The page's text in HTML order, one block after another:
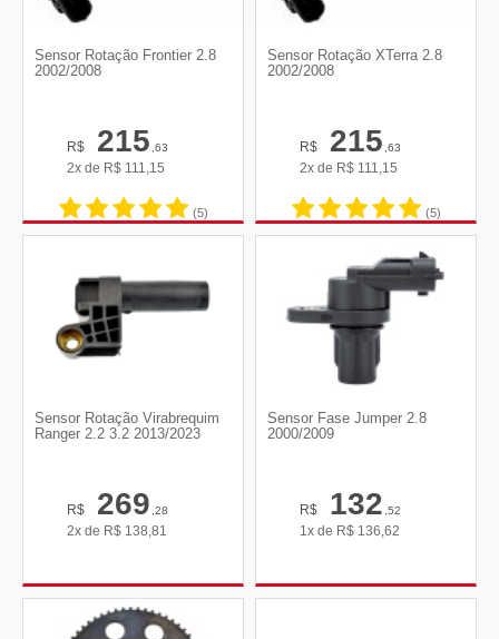
Sensor Rotação Frontier 2.8
2002/2008
R$ 215,63
2x de R$ 111,15
(5)
Sensor Rotação XTerra 2.8
2002/2008
R$ 215,63
2x de R$ 111,15
(5)
Sensor Rotação Virabrequim
Ranger 2.2 3.2 2013/2023
R$ 269,28
2x de R$ 138,81
Sensor Fase Jumper 2.8
2000/2009
R$ 132,52
1x de R$ 136,62